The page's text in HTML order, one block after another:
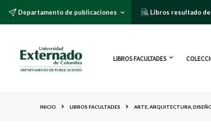
Departamento de publicaciones Libros resultado
LIBROS FACULTADES
INICIO LIBROS FACULTADES ARTE, ARQUITECTURA,